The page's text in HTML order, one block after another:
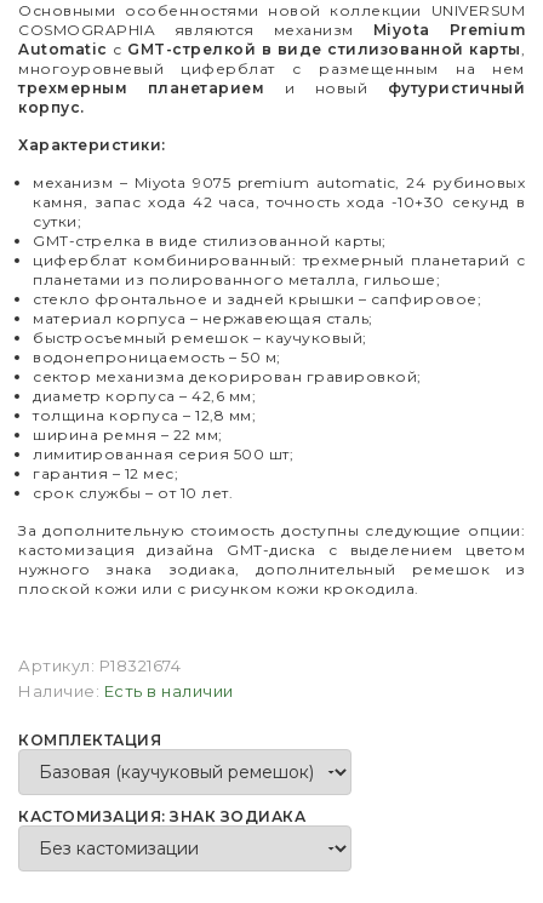
Основными особенностями новой коллекции UNIVERSUM
COSMOGRAPHIA являются механизм Miyota Premium
Automatic с GMT-стрелкой в виде стилизованной карты,
многоуровневый циферблат с размещенным на нем
трехмерным планетарием и новый футуристичный
корпус.
Характеристики:
механизм – Miyota 9075 premium automatic, 24 рубиновых
камня, запас хода 42 часа, точность хода -10+30 секунд в
сутки;
GMT-стрелка в виде стилизованной карты;
циферблат комбинированный: трехмерный планетарий с
планетами из полированного металла, гильоше;
стекло фронтальное и задней крышки – сапфировое;
материал корпуса – нержавеющая сталь;
быстросъемный ремешок – каучуковый;
водонепроницаемость – 50 м;
сектор механизма декорирован гравировкой;
диаметр корпуса – 42,6 мм;
толщина корпуса – 12,8 мм;
ширина ремня – 22 мм;
лимитированная серия 500 шт;
гарантия – 12 мес;
срок службы – от 10 лет.
За дополнительную стоимость доступны следующие опции:
кастомизация дизайна GMT-диска с выделением цветом
нужного знака зодиака, дополнительный ремешок из
плоской кожи или с рисунком кожи крокодила.
Артикул: P18321674
Наличие: Есть в наличии
КОМПЛЕКТАЦИЯ
КАСТОМИЗАЦИЯ: ЗНАК ЗОДИАКА